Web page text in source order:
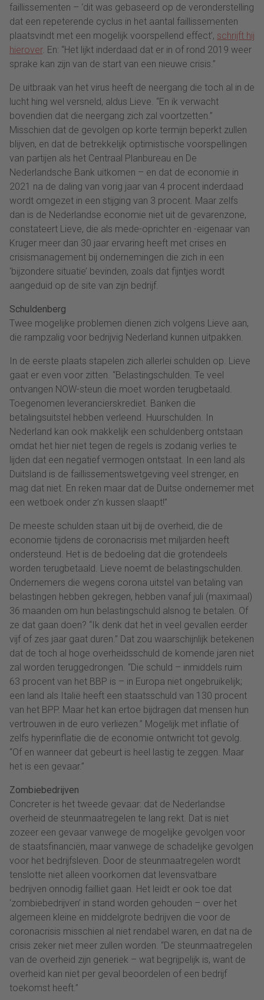
faillissementen – ‘dit was gebaseerd op de veronderstelling
dat een repeterende cyclus in het aantal faillissementen
plaatsvindt met een mogelijk voorspellend effect’, schrijft hij
hierover. En: “Het lijkt inderdaad dat er in of rond 2019 weer
sprake kan zijn van de start van een nieuwe crisis.”
De uitbraak van het virus heeft de neergang die toch al in de
lucht hing wel versneld, aldus Lieve. “En ik verwacht
bovendien dat die neergang zich zal voortzetten.”
Misschien dat de gevolgen op korte termijn beperkt zullen
blijven, en dat de betrekkelijk optimistische voorspellingen
van partijen als het Centraal Planbureau en De
Nederlandsche Bank uitkomen – en dat de economie in
2021 na de daling van vorig jaar van 4 procent inderdaad
wordt omgezet in een stijging van 3 procent. Maar zelfs
dan is de Nederlandse economie niet uit de gevarenzone,
constateert Lieve, die als mede-oprichter en -eigenaar van
Kruger meer dan 30 jaar ervaring heeft met crises en
crisismanagement bij ondernemingen die zich in een
‘bijzondere situatie’ bevinden, zoals dat fijntjes wordt
aangeduid op de site van zijn bedrijf.
Schuldenberg
Twee mogelijke problemen dienen zich volgens Lieve aan,
die rampzalig voor bedrijvig Nederland kunnen uitpakken.
In de eerste plaats stapelen zich allerlei schulden op. Lieve
gaat er even voor zitten. “Belastingschulden. Te veel
ontvangen NOW-steun die moet worden terugbetaald.
Toegenomen leverancierskrediet. Banken die
betalingsuitstel hebben verleend. Huurschulden. In
Nederland kan ook makkelijk een schuldenberg ontstaan
omdat het hier niet tegen de regels is zodanig verlies te
lijden dat een negatief vermogen ontstaat. In een land als
Duitsland is de faillissementswetgeving veel strenger, en
mag dat niet. En reken maar dat de Duitse ondernemer met
een wetboek onder z’n kussen slaapt!”
De meeste schulden staan uit bij de overheid, die de
economie tijdens de coronacrisis met miljarden heeft
ondersteund. Het is de bedoeling dat die grotendeels
worden terugbetaald. Lieve noemt de belastingschulden.
Ondernemers die wegens corona uitstel van betaling van
belastingen hebben gekregen, hebben vanaf juli (maximaal)
36 maanden om hun belastingschuld alsnog te betalen. Of
ze dat gaan doen? “Ik denk dat het in veel gevallen eerder
vijf of zes jaar gaat duren.” Dat zou waarschijnlijk betekenen
dat de toch al hoge overheidsschuld de komende jaren niet
zal worden teruggedrongen. “Die schuld – inmiddels ruim
63 procent van het BBP is – in Europa niet ongebruikelijk;
een land als Italië heeft een staatsschuld van 130 procent
van het BPP. Maar het kan ertoe bijdragen dat mensen hun
vertrouwen in de euro verliezen.” Mogelijk met inflatie of
zelfs hyperinflatie die de economie ontwricht tot gevolg.
“Of en wanneer dat gebeurt is heel lastig te zeggen. Maar
het is een gevaar.”
Zombiebedrijven
Concreter is het tweede gevaar: dat de Nederlandse
overheid de steunmaatregelen te lang rekt. Dat is niet
zozeer een gevaar vanwege de mogelijke gevolgen voor
de staatsfinanciën, maar vanwege de schadelijke gevolgen
voor het bedrijfsleven. Door de steunmaatregelen wordt
tenslotte niet alleen voorkomen dat levensvatbare
bedrijven onnodig failliet gaan. Het leidt er ook toe dat
‘zombiebedrijven’ in stand worden gehouden – over het
algemeen kleine en middelgrote bedrijven die voor de
coronacrisis misschien al niet rendabel waren, en dat na de
crisis zeker niet meer zullen worden. “De steunmaatregelen
van de overheid zijn generiek – wat begrijpelijk is, want de
overheid kan niet per geval beoordelen of een bedrijf
toekomst heeft.”